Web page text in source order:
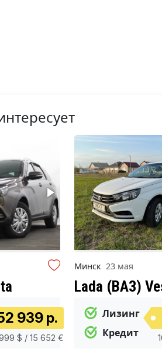
939 р.
$ / 15 652 €
Минск 23 мая
Lada (ВАЗ)
Лизинг
Кредит